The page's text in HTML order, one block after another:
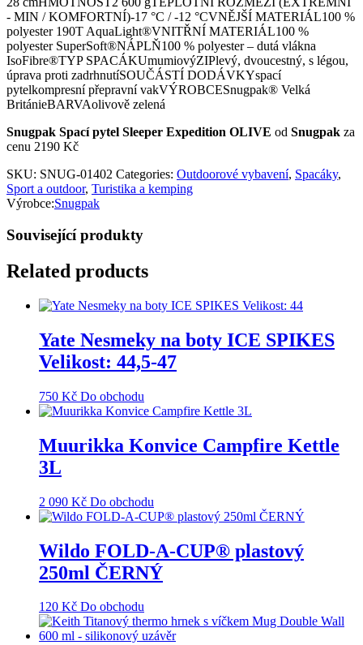
- MIN / KOMFORTNÍ)-17 °C / -12 °CVNĚJŠÍ MATERIÁL100 %
polyester 190T AquaLight®VNITŘNÍ MATERIÁL100 %
polyester SuperSoft®NÁPLŇ100 % polyester – dutá vlákna
IsoFibre®TYP SPACÁKUmumiovýZIPlevý, dvoucestný, s légou,
úprava proti zadrhnutíSOUČÁSTÍ DODÁVKYspací
pytelkompresní přepravní vakVÝROBCESnugpak® Velká
BritánieBARVAolivově zelená
Snugpak Spací pytel Sleeper Expedition OLIVE od Snugpak za
cenu 2190 Kč
SKU: SNUG-01402 Categories: Outdoorové vybavení, Spacáky,
Sport a outdoor, Turistika a kemping
Výrobce:Snugpak
Související produkty
Related products
Yate Nesmeky na boty ICE SPIKES
Velikost: 44,5-47
750 Kč Do obchodu
Muurikka Konvice Campfire Kettle
3L
2 090 Kč Do obchodu
Wildo FOLD-A-CUP® plastový
250ml ČERNÝ
120 Kč Do obchodu